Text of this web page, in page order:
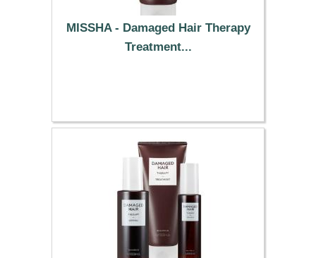
MISSHA - Damaged Hair Therapy
Treatment...